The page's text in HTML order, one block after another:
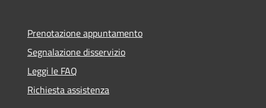
Prenotazione appuntamento
Segnalazione disservizio
Leggi le FAQ
Richiesta assistenza